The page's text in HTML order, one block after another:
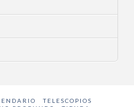
TELESCOPIOS